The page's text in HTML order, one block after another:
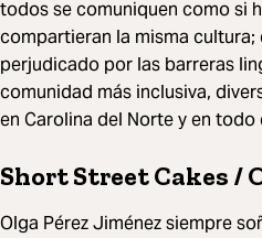
todos se comuniquen como si
compartieran la misma cultura;
perjudicado por las barreras
comunidad más inclusiva,
en Carolina del Norte y en todo
Short Street Cakes /
Olga Pérez Jiménez siempre